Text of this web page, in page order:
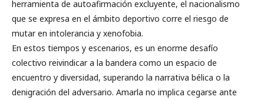
herramienta de autoafirmación excluyente, el nacionalismo
que se expresa en el ámbito deportivo corre el riesgo de
mutar en intolerancia y xenofobia.
En estos tiempos y escenarios, es un enorme desafío
colectivo reivindicar a la bandera como un espacio de
encuentro y diversidad, superando la narrativa bélica o la
denigración del adversario. Amarla no implica cegarse ante